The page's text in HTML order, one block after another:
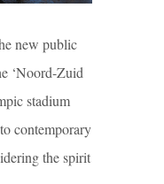
new public
‘Noord-Zuid
stadium
contemporary
the spirit